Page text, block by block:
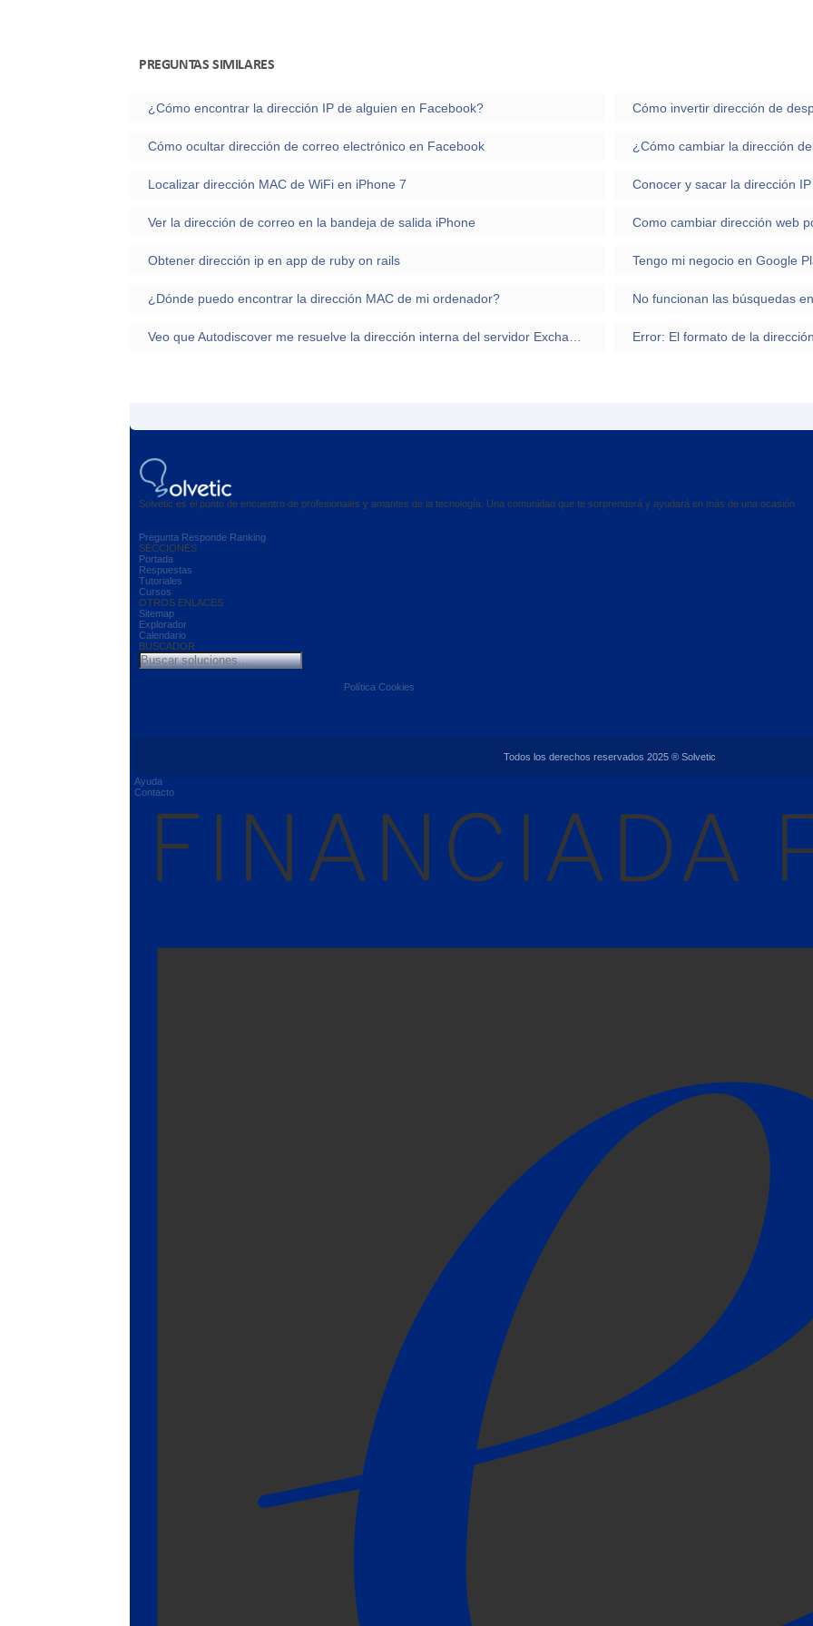
PREGUNTAS SIMILARES
¿Cómo encontrar la dirección IP de alguien en Facebook?
Cómo ocultar dirección de correo electrónico en Facebook ¿Cómo cambiar la dirección
Localizar dirección MAC de WiFi en iPhone 7 Conocer y sacar la dirección
Ver la dirección de correo en la bandeja de salida iPhone
Obtener dirección ip en app de ruby on rails
¿Dónde puedo encontrar la dirección MAC de mi ordenador? No funcionan las búsquedas
Solvetic es el punto de encuentro de profesionales y amantes de la tecnología. Una comunidad que te sorprenderá y ayudará en más de una ocasión
Pregunta Responde Ranking
SECCIONES
Portada
Respuestas
Tutoriales
Cursos
OTROS ENLACES
Sitemap
Explorador
Calendario
BUSCADOR
Política Cookies
Todos los derechos reservados 2025 ® Solvetic
Ayuda
Contacto